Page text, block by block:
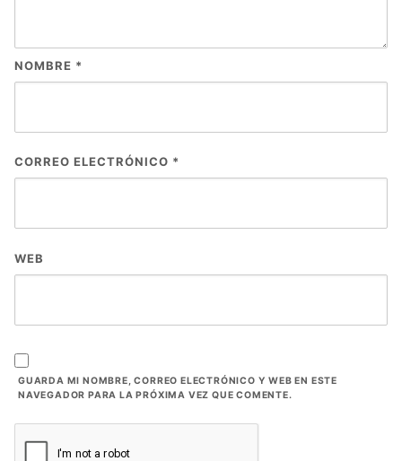
NOMBRE *
CORREO ELECTRÓNICO *
WEB
GUARDA MI NOMBRE, CORREO ELECTRÓNICO Y WEB EN ESTE
NAVEGADOR PARA LA PRÓXIMA VEZ QUE COMENTE.